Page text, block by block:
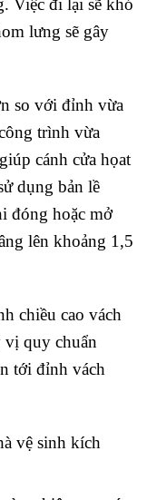
Việc đi lại sẽ khó
lưng sẽ gây
so với đỉnh vừa
trình vừa
cánh cửa họat
dụng bản lề
đóng hoặc mở
lên khoảng 1,5
chiều cao vách
vị quy chuẩn
tới đỉnh vách
vệ sinh kích